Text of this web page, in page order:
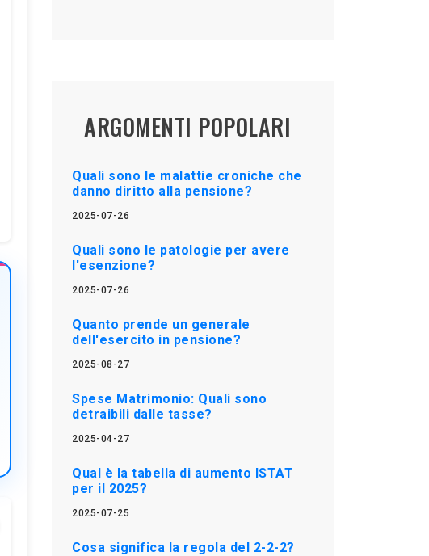
ARGOMENTI POPOLARI
Quali sono le malattie croniche che
danno diritto alla pensione?
2025-07-26
Quali sono le patologie per avere
l'esenzione?
2025-07-26
Quanto prende un generale
dell'esercito in pensione?
2025-08-27
Spese Matrimonio: Quali sono
detraibili dalle tasse?
2025-04-27
Qual è la tabella di aumento ISTAT
per il 2025?
2025-07-25
Cosa significa la regola del 2-2-2?